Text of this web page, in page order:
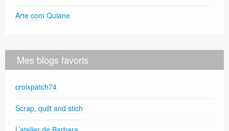
Arte com Quiane
Mes blogs favoris
croixpatch74
Scrap, quilt and stich